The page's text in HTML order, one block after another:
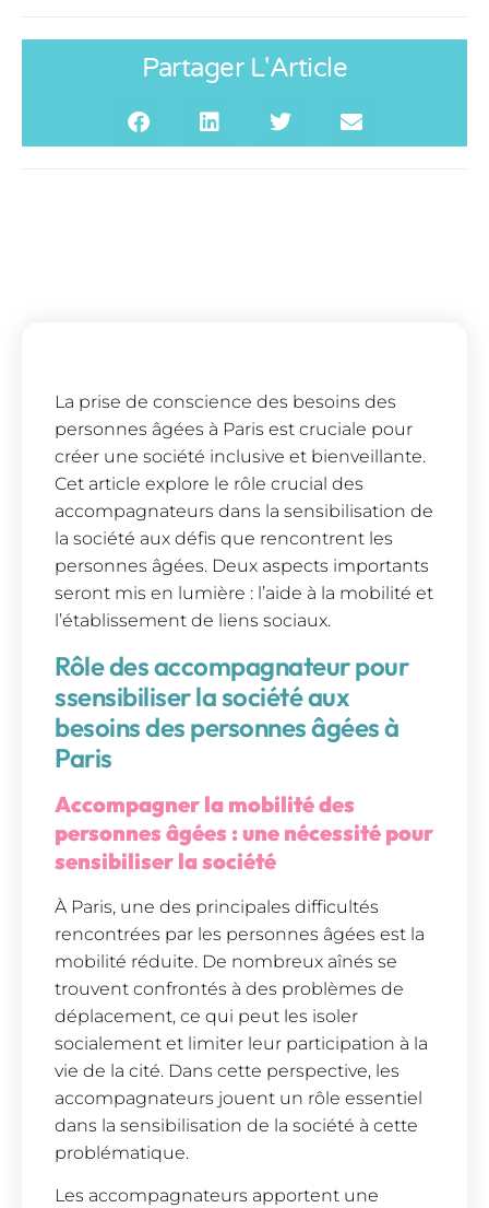
Partager L'Article
La prise de conscience des besoins des
personnes âgées à Paris est cruciale pour
créer une société inclusive et bienveillante.
Cet article explore le rôle crucial des
accompagnateurs dans la sensibilisation de
la société aux défis que rencontrent les
personnes âgées. Deux aspects importants
seront mis en lumière : l’aide à la mobilité et
l’établissement de liens sociaux.
Rôle des accompagnateur pour
ssensibiliser la société aux
besoins des personnes âgées à
Paris
Accompagner la mobilité des
personnes âgées : une nécessité pour
sensibiliser la société
À Paris, une des principales difficultés
rencontrées par les personnes âgées est la
mobilité réduite. De nombreux aînés se
trouvent confrontés à des problèmes de
déplacement, ce qui peut les isoler
socialement et limiter leur participation à la
vie de la cité. Dans cette perspective, les
accompagnateurs jouent un rôle essentiel
dans la sensibilisation de la société à cette
problématique.
Les accompagnateurs apportent une